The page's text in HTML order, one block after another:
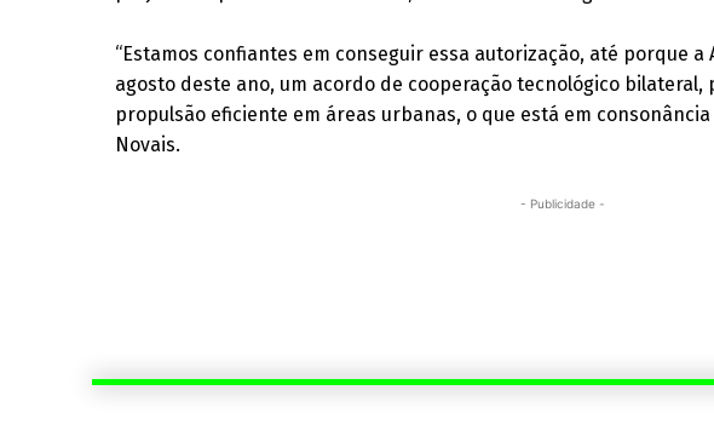
“Estamos confiantes em conseguir essa autorização, até porque a
agosto deste ano, um acordo de cooperação tecnológico bilateral,
propulsão eficiente em áreas urbanas, o que está em
Novais.
- Publicidade -